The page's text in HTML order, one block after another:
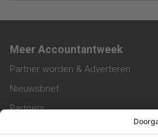
Meer Accountantweek
Partner worden & Adverteren
Nieuwsbrief
Partners